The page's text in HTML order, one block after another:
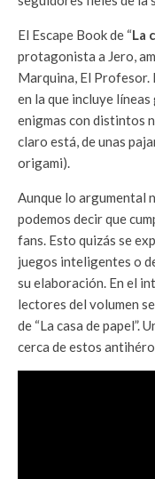
El Escape Book de “La
protagonista a Jero,
Marquina, El Profesor.
en la que incluye
enigmas con distintos
claro está, de unas
origami).
Aunque lo argumental
podemos decir que
fans. Esto quizás se
juegos inteligentes o
su elaboración. En el
lectores del volumen
de “La casa de papel”.
cerca de estos